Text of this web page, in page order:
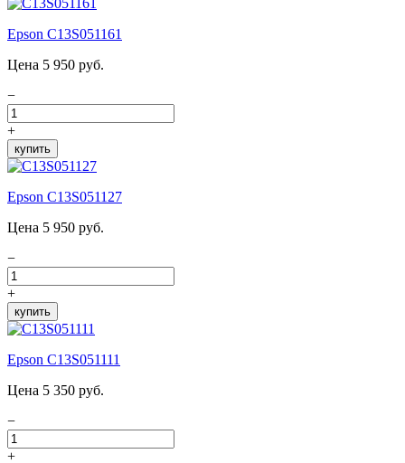
Epson C13S051161
Цена 5 950 руб.
−
+
купить
Epson C13S051127
Цена 5 950 руб.
−
+
купить
Epson C13S051111
Цена 5 350 руб.
−
+